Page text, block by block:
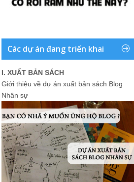
Các dự án đang triển khai
I. XUẤT BẢN SÁCH
Giới thiệu về dự án xuất bản sách Blog
Nhân sự